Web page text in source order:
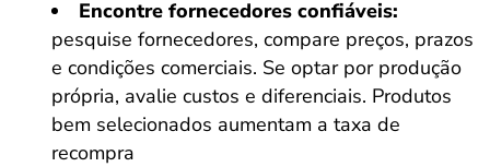
Encontre fornecedores confiáveis:
pesquise fornecedores, compare preços, prazos
e condições comerciais. Se optar por produção
própria, avalie custos e diferenciais. Produtos
bem selecionados aumentam a taxa de
recompra